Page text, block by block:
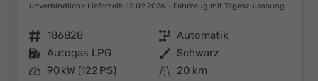
unverbindliche Lieferzeit: 12.09.2026 Fahrzeug mit Tageszulassung
Fahrzeugnr. 186828 Getriebe Automatik
Kraftstoff Autogas LPG Außenfarbe Schwarz
Leistung 90 kW (122 PS) Kilometerstand
20 km